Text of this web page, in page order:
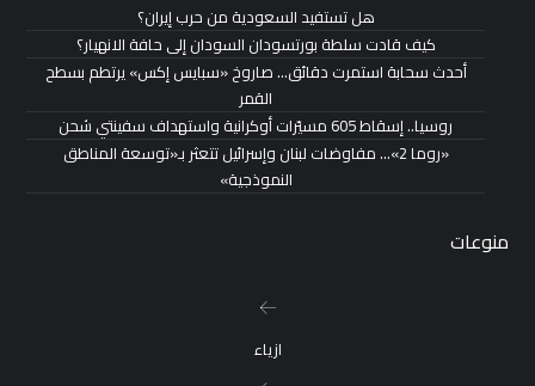
هل تستفيد السعودية من حرب إيران؟
كيف قادت سلطة بورتسودان السودان إلى حافة الانهيار؟
أحدث سحابة استمرت دقائق… صاروخ «سبايس إكس» يرتطم بسطح
القمر
روسيا.. إسقاط 605 مسيّرات أوكرانية واستهداف سفينتي شحن
«روما 2»… مفاوضات لبنان وإسرائيل تتعثر بـ«توسعة المناطق
النموذجية»
منوعات
ازياء